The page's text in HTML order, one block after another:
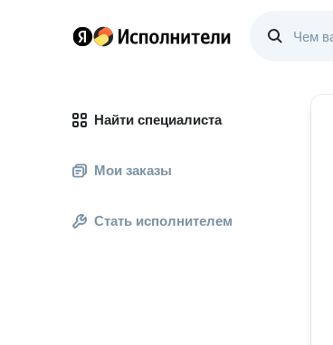
Найти специалиста
Мои заказы
Стать исполнителем